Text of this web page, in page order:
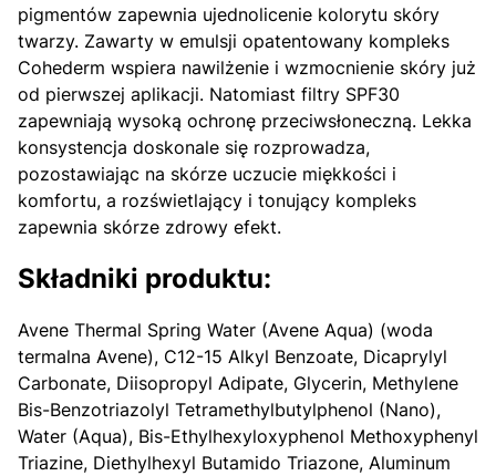
pigmentów zapewnia ujednolicenie kolorytu skóry
twarzy. Zawarty w emulsji opatentowany kompleks
Cohederm wspiera nawilżenie i wzmocnienie skóry już
od pierwszej aplikacji. Natomiast filtry SPF30
zapewniają wysoką ochronę przeciwsłoneczną. Lekka
konsystencja doskonale się rozprowadza,
pozostawiając na skórze uczucie miękkości i
komfortu, a rozświetlający i tonujący kompleks
zapewnia skórze zdrowy efekt.
Składniki produktu:
Avene Thermal Spring Water (Avene Aqua) (woda
termalna Avene), C12-15 Alkyl Benzoate, Dicaprylyl
Carbonate, Diisopropyl Adipate, Glycerin, Methylene
Bis-Benzotriazolyl Tetramethylbutylphenol (Nano),
Water (Aqua), Bis-Ethylhexyloxyphenol Methoxyphenyl
Triazine, Diethylhexyl Butamido Triazone, Aluminum